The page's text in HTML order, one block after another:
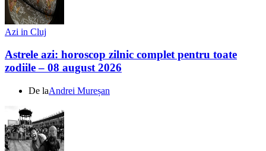
Azi in Cluj
Astrele azi: horoscop zilnic complet pentru toate
zodiile – 08 august 2026
De laAndrei Mureșan